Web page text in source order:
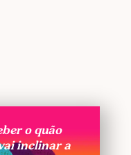
o quão
inclinar a